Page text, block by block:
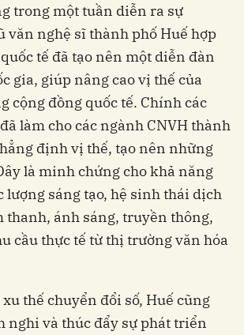
trong một tuần diễn ra sự
văn nghệ sĩ thành phố Huế hợp
tế đã tạo nên một diễn đàn
gia, giúp nâng cao vị thế của
cộng đồng quốc tế. Chính các
làm cho các ngành CNVH thành
định vị thế, tạo nên những
là minh chứng cho khả năng
lượng sáng tạo, hệ sinh thái dịch
thanh, ánh sáng, truyền thông,
cầu thực tế từ thị trường văn hóa
thế chuyển đổi số, Huế cũng
nghi và thúc đẩy sự phát triển